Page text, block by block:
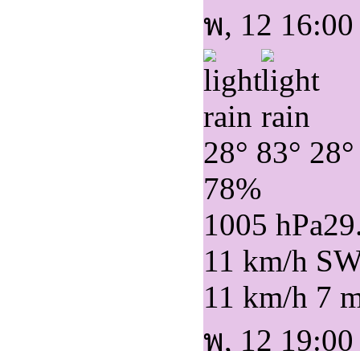
พ, 12 16:00
28° 83° 28°
78%
1005 hPa
11 km/h
11 km/h 7
พ, 12 19:00